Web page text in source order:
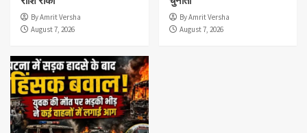
By Amrit Versha
August 7, 2026
By Amrit Versha
August 7, 2026